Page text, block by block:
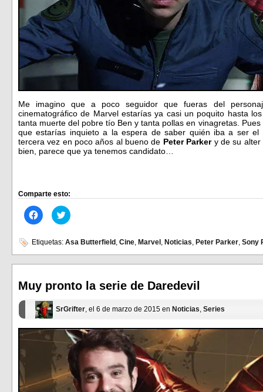
Me imagino que a poco seguidor que fueras del
cinematográfico de Marvel estarías ya casi un poquito hasta
tanta muerte del pobre tío Ben y tanta pollas en vinagretas.
que estarías inquieto a la espera de saber quién iba a ser el
tercera vez en poco años al bueno de Peter Parkery de su alter
bien, parece que ya tenemos candidato…
Comparte esto:
Haz
clic
en
Facebook
(Se
abre
ventana
nueva)
Haz
clic
en
(Se
abre
ventana
nueva)
Etiquetas: Asa Butterfield , Cine, Marvel , Noticias, Peter Parker, Sony
Muy pronto la serie de Daredevil
SrGrifter, el 6 de marzo de 2015 en Noticias, Series